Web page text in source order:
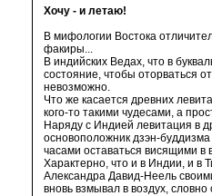
Хочу - и летаю!
В мифологии Востока
факиры...
В индийских Ведах, что в
состояние, чтобы оторваться
невозможно.
Что же касается древних
кого-то такими чудесами, а
Наряду с Индией левитация в
основоположник дзэн-
часами оставаться висящими в
Характерно, что и в Индии, и в
Александра Давид-Неель
вновь взмывал в воздух,